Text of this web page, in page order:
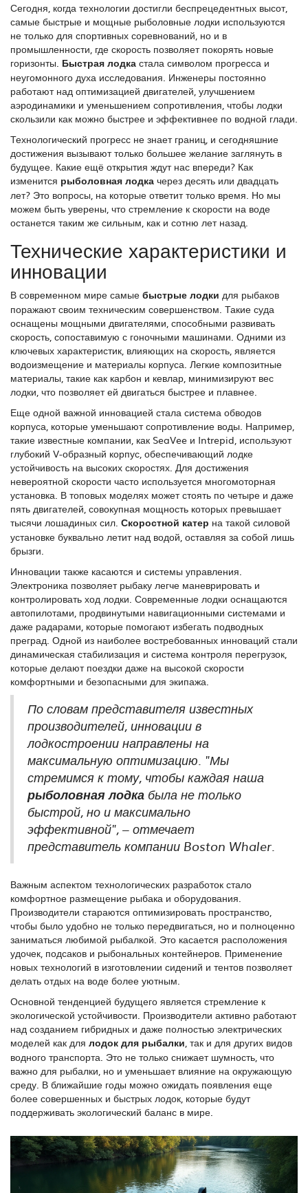
Сегодня, когда технологии достигли беспрецедентных высот,
самые быстрые и мощные рыболовные лодки используются
не только для спортивных соревнований, но и в
промышленности, где скорость позволяет покорять новые
горизонты. Быстрая лодка стала символом прогресса и
неугомонного духа исследования. Инженеры постоянно
работают над оптимизацией двигателей, улучшением
аэродинамики и уменьшением сопротивления, чтобы лодки
скользили как можно быстрее и эффективнее по водной глади.
Технологический прогресс не знает границ, и сегодняшние
достижения вызывают только большее желание заглянуть в
будущее. Какие ещё открытия ждут нас впереди? Как
изменится рыболовная лодка через десять или двадцать
лет? Это вопросы, на которые ответит только время. Но мы
можем быть уверены, что стремление к скорости на воде
останется таким же сильным, как и сотню лет назад.
Технические характеристики и
инновации
В современном мире самые быстрые лодки для рыбаков
поражают своим техническим совершенством. Такие суда
оснащены мощными двигателями, способными развивать
скорость, сопоставимую с гоночными машинами. Одними из
ключевых характеристик, влияющих на скорость, является
водоизмещение и материалы корпуса. Легкие композитные
материалы, такие как карбон и кевлар, минимизируют вес
лодки, что позволяет ей двигаться быстрее и плавнее.
Еще одной важной инновацией стала система обводов
корпуса, которые уменьшают сопротивление воды. Например,
такие известные компании, как SeaVee и Intrepid, используют
глубокий V-образный корпус, обеспечивающий лодке
устойчивость на высоких скоростях. Для достижения
невероятной скорости часто используется многомоторная
установка. В топовых моделях может стоять по четыре и даже
пять двигателей, совокупная мощность которых превышает
тысячи лошадиных сил. Скоростной катер на такой силовой
установке буквально летит над водой, оставляя за собой лишь
брызги.
Инновации также касаются и системы управления.
Электроника позволяет рыбаку легче маневрировать и
контролировать ход лодки. Современные лодки оснащаются
автопилотами, продвинутыми навигационными системами и
даже радарами, которые помогают избегать подводных
преград. Одной из наиболее востребованных инноваций стали
динамическая стабилизация и система контроля перегрузок,
которые делают поездки даже на высокой скорости
комфортными и безопасными для экипажа.
По словам представителя известных
производителей, инновации в
лодкостроении направлены на
максимальную оптимизацию. "Мы
стремимся к тому, чтобы каждая наша
рыболовная лодка была не только
быстрой, но и максимально
эффективной", – отмечает
представитель компании Boston Whaler.
Важным аспектом технологических разработок стало
комфортное размещение рыбака и оборудования.
Производители стараются оптимизировать пространство,
чтобы было удобно не только передвигаться, но и полноценно
заниматься любимой рыбалкой. Это касается расположения
удочек, подсаков и рыбональных контейнеров. Применение
новых технологий в изготовлении сидений и тентов позволяет
делать отдых на воде более уютным.
Основной тенденцией будущего является стремление к
экологической устойчивости. Производители активно работают
над созданием гибридных и даже полностью электрических
моделей как для лодок для рыбалки, так и для других видов
водного транспорта. Это не только снижает шумность, что
важно для рыбалки, но и уменьшает влияние на окружающую
среду. В ближайшие годы можно ожидать появления еще
более совершенных и быстрых лодок, которые будут
поддерживать экологический баланс в мире.